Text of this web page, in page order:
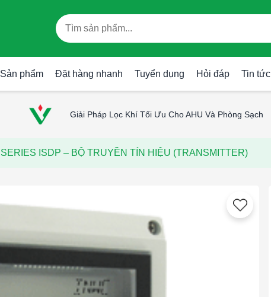
Sản phẩm Đặt hàng nhanh Tuyển dụng Hỏi đáp Tin tức
Giải Pháp Lọc Khí Tối Ưu Cho AHU Và Phòng Sạch
SERIES ISDP – BỘ TRUYỀN TÍN HIỆU (TRANSMITTER)